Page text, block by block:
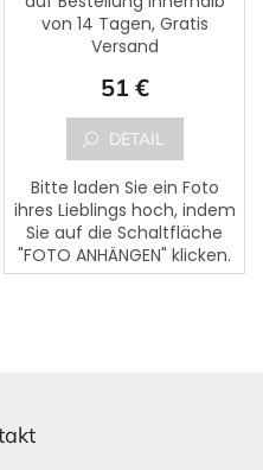
von 14 Tagen, Gratis
Versand
51 €
DETAIL
Bitte laden Sie ein Foto
ihres Lieblings hoch, indem
Sie auf die Schaltfläche
"FOTO ANHÄNGEN" klicken.
Dem Foto kann ein Text